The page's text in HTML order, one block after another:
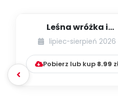
Leśna wróżka i
przyjaciele
lipiec-sierpień 2026
Pobierz lub kup 8.99